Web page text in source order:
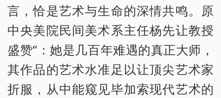
言，恰是艺术与生命的深情共鸣。原
中央美院民间美术系主任杨先让教授
盛赞“：她是几百年难遇的真正大师，
其作品的艺术水准足以让顶尖艺术家
折服，从中能窥见毕加索现代艺术的